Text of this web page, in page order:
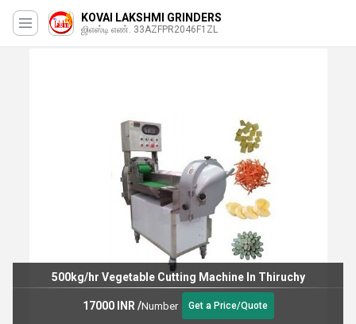
KOVAI LAKSHMI GRINDERS
ஜிஎஸ்டி எண். 33AZFPR2046F1ZL
500kg/hr Vegetable Cutting Machine In Thiruchy
17000 INR /Number Get a Price/Quote